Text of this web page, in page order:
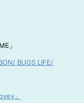
」
BUGS LIFE/
」